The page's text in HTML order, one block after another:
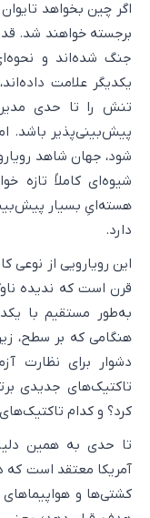
اگر چین بخواهد
برجسته خواهند شد.
جنگ شده‌اند و
یکدیگر علامت
تنش را تا حدی
پیش‌بینی‌پذیر باشد.
شود، جهان شاهد
شیوه‌ای کاملاً تازه
هسته‌ایِ بسیار
دارد.
این رویارویی از نوعی
قرن است که ندیده
به‌طور مستقیم با
هنگامی که بر سطح،
دشوار برای نظارت
تاکتیک‌های جدیدی
کرد؟ و کدام
تا حدی به همین
آمریکا معتقد است
کشتی‌ها و